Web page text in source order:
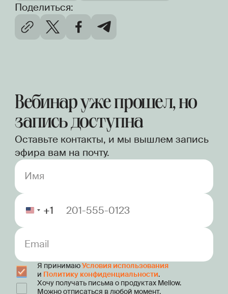
Поделиться:
Вебинар уже прошел, но
запись доступна
Оставьте контакты, и мы вышлем запись
эфира вам на почту.
Имя
+1
Email
Я принимаюУсловия использования
и Политику конфиденциальности.
Хочу получать письма о продуктах Mellow.
Можно отписаться в любой момент.